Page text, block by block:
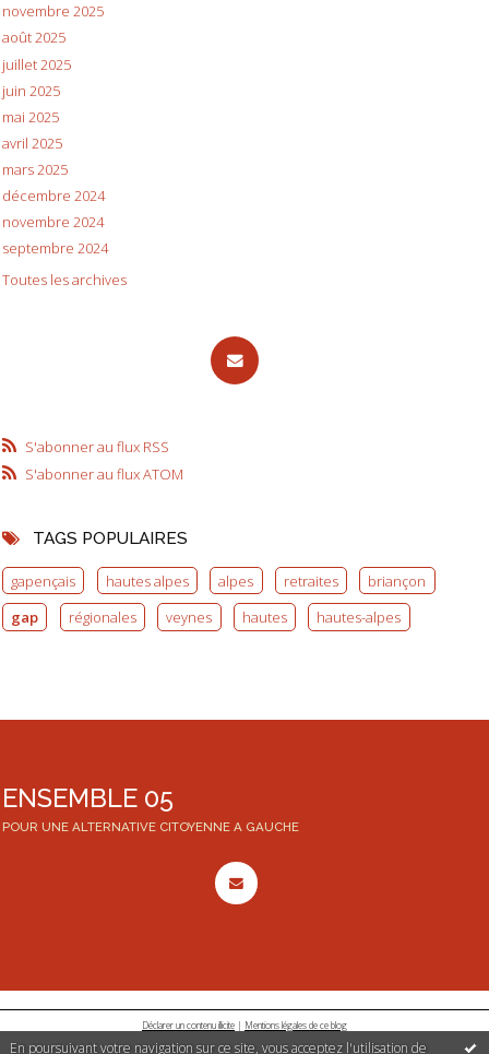
En poursuivant votre navigation sur ce site, vous acceptez l'utilisation de
novembre 2025
août 2025
juillet 2025
juin 2025
mai 2025
avril 2025
mars 2025
décembre 2024
novembre 2024
septembre 2024
Toutes les archives
S'abonner au flux RSS
S'abonner au flux ATOM
TAGS POPULAIRES
gapençais hautes alpes alpes retraites
briançon
gap
régionales veynes hautes hautes-alpes
ENSEMBLE 05
POUR UNE ALTERNATIVE CITOYENNE A GAUCHE
Déclarer un contenu illicite | Mentions légales de ce blog